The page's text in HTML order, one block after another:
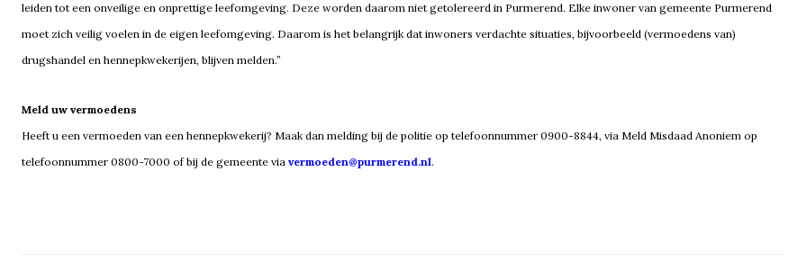
leiden tot een onveilige en onprettige leefomgeving. Deze worden daarom niet getolereerd in Purmerend. Elke inwoner van gemeente Purmerend
moet zich veilig voelen in de eigen leefomgeving. Daarom is het belangrijk dat inwoners verdachte situaties, bijvoorbeeld (vermoedens van)
drugshandel en hennepkwekerijen, blijven melden.”
Meld uw vermoedens
Heeft u een vermoeden van een hennepkwekerij? Maak dan melding bij de politie op telefoonnummer 0900-8844, via Meld Misdaad Anoniem op
telefoonnummer 0800-7000 of bij de gemeente via vermoeden@purmerend.nl.